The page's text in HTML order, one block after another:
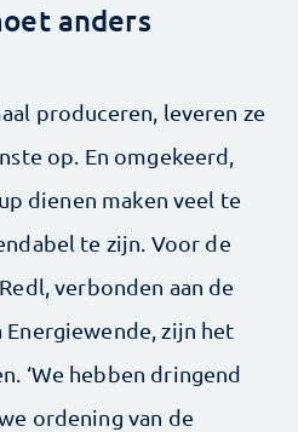
anders
produceren, leveren ze
op. En omgekeerd,
dienen maken veel te
te zijn. Voor de
verbonden aan de
zijn het
‘We hebben dringend
ordening van de